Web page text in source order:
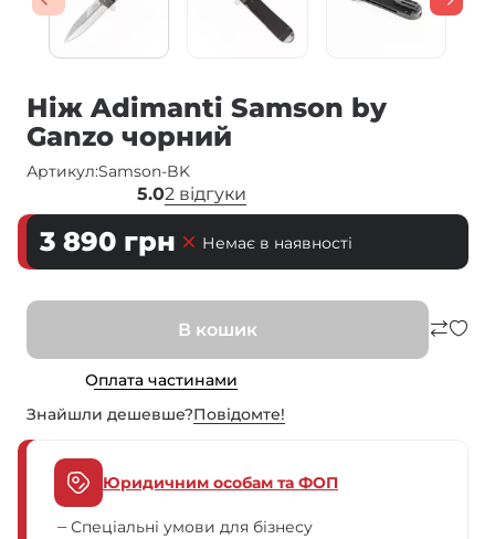
Нiж Adimanti Samson by
Ganzo чорний
Артикул:Samson-BK
5.02 відгуки
3 890 грн Немає в наявності
В кошик
Оплата частинами
Знайшли дешевше?Повiдомте!
Юридичним особам та ФОП
Спеціальні умови для бізнесу